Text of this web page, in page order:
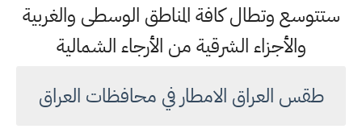
ستتوسع وتطال كافة المناطق الوسطى والغربية
والأجزاء الشرقية من الأرجاء الشمالية
طقس العراق الامطار في محافظات العراق